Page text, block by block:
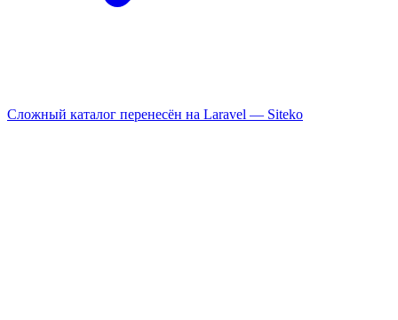
Сложный каталог перенесён на Laravel — Siteko